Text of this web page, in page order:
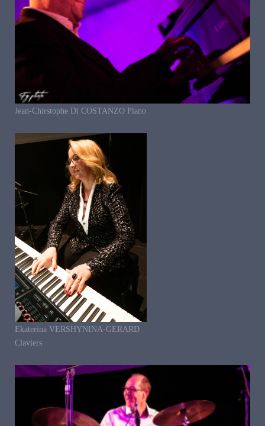
Jean-Chirstophe Di COSTANZO Piano
Ekaterina VERSHYNINA-GERARD
Claviers